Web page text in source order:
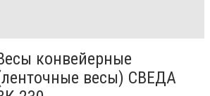
конвейерные
весы) СВЕДА